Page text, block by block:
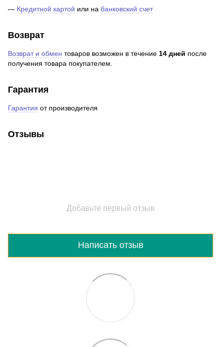
— Кредитной картой или на банковский счет
Возврат
Возврат и обмен товаров возможен в течение 14 дней после
получения товара покупателем.
Гарантия
Гарантия от производителя
Отзывы
Добавьте первый отзыв
Написать отзыв